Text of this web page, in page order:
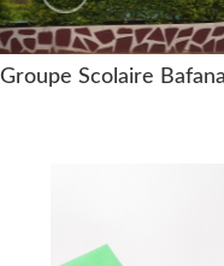
Groupe Scolaire